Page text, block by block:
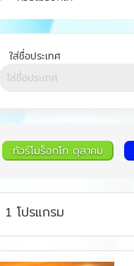
ทัวร์โมร็อกโก ตุลาคม
1 โปรแกรม